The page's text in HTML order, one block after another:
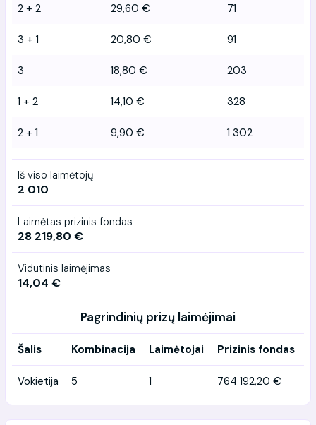
2 + 2 29,60 € 71
3 + 1 20,80 € 91
3 18,80 € 203
1 + 2 14,10 € 328
2 + 1 9,90 € 1 302
Iš viso laimėtojų
2 010
Laimėtas prizinis fondas
28 219,80 €
Vidutinis laimėjimas
14,04 €
Pagrindinių prizų laimėjimai
Šalis Kombinacija Laimėtojai Prizinis fondas
Vokietija 5 1 764 192,20 €